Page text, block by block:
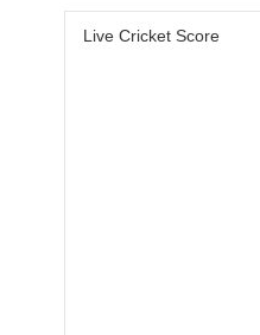
Live Cricket Score